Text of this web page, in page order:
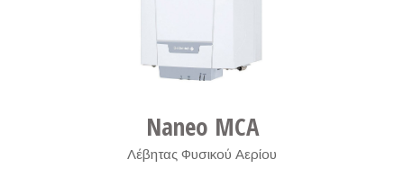
Naneo MCA
,
Λέβητας Φυσικού Αερίου